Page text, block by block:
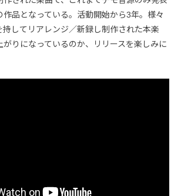
作品となっている。活動開始から3年。様々
持してリアレンジ／新録し制作された本楽
がりになっているのか、リリースを楽しみに